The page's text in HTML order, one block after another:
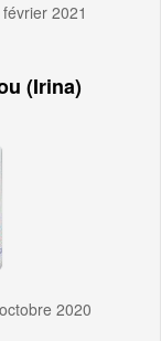
2021
(Irina)
2020